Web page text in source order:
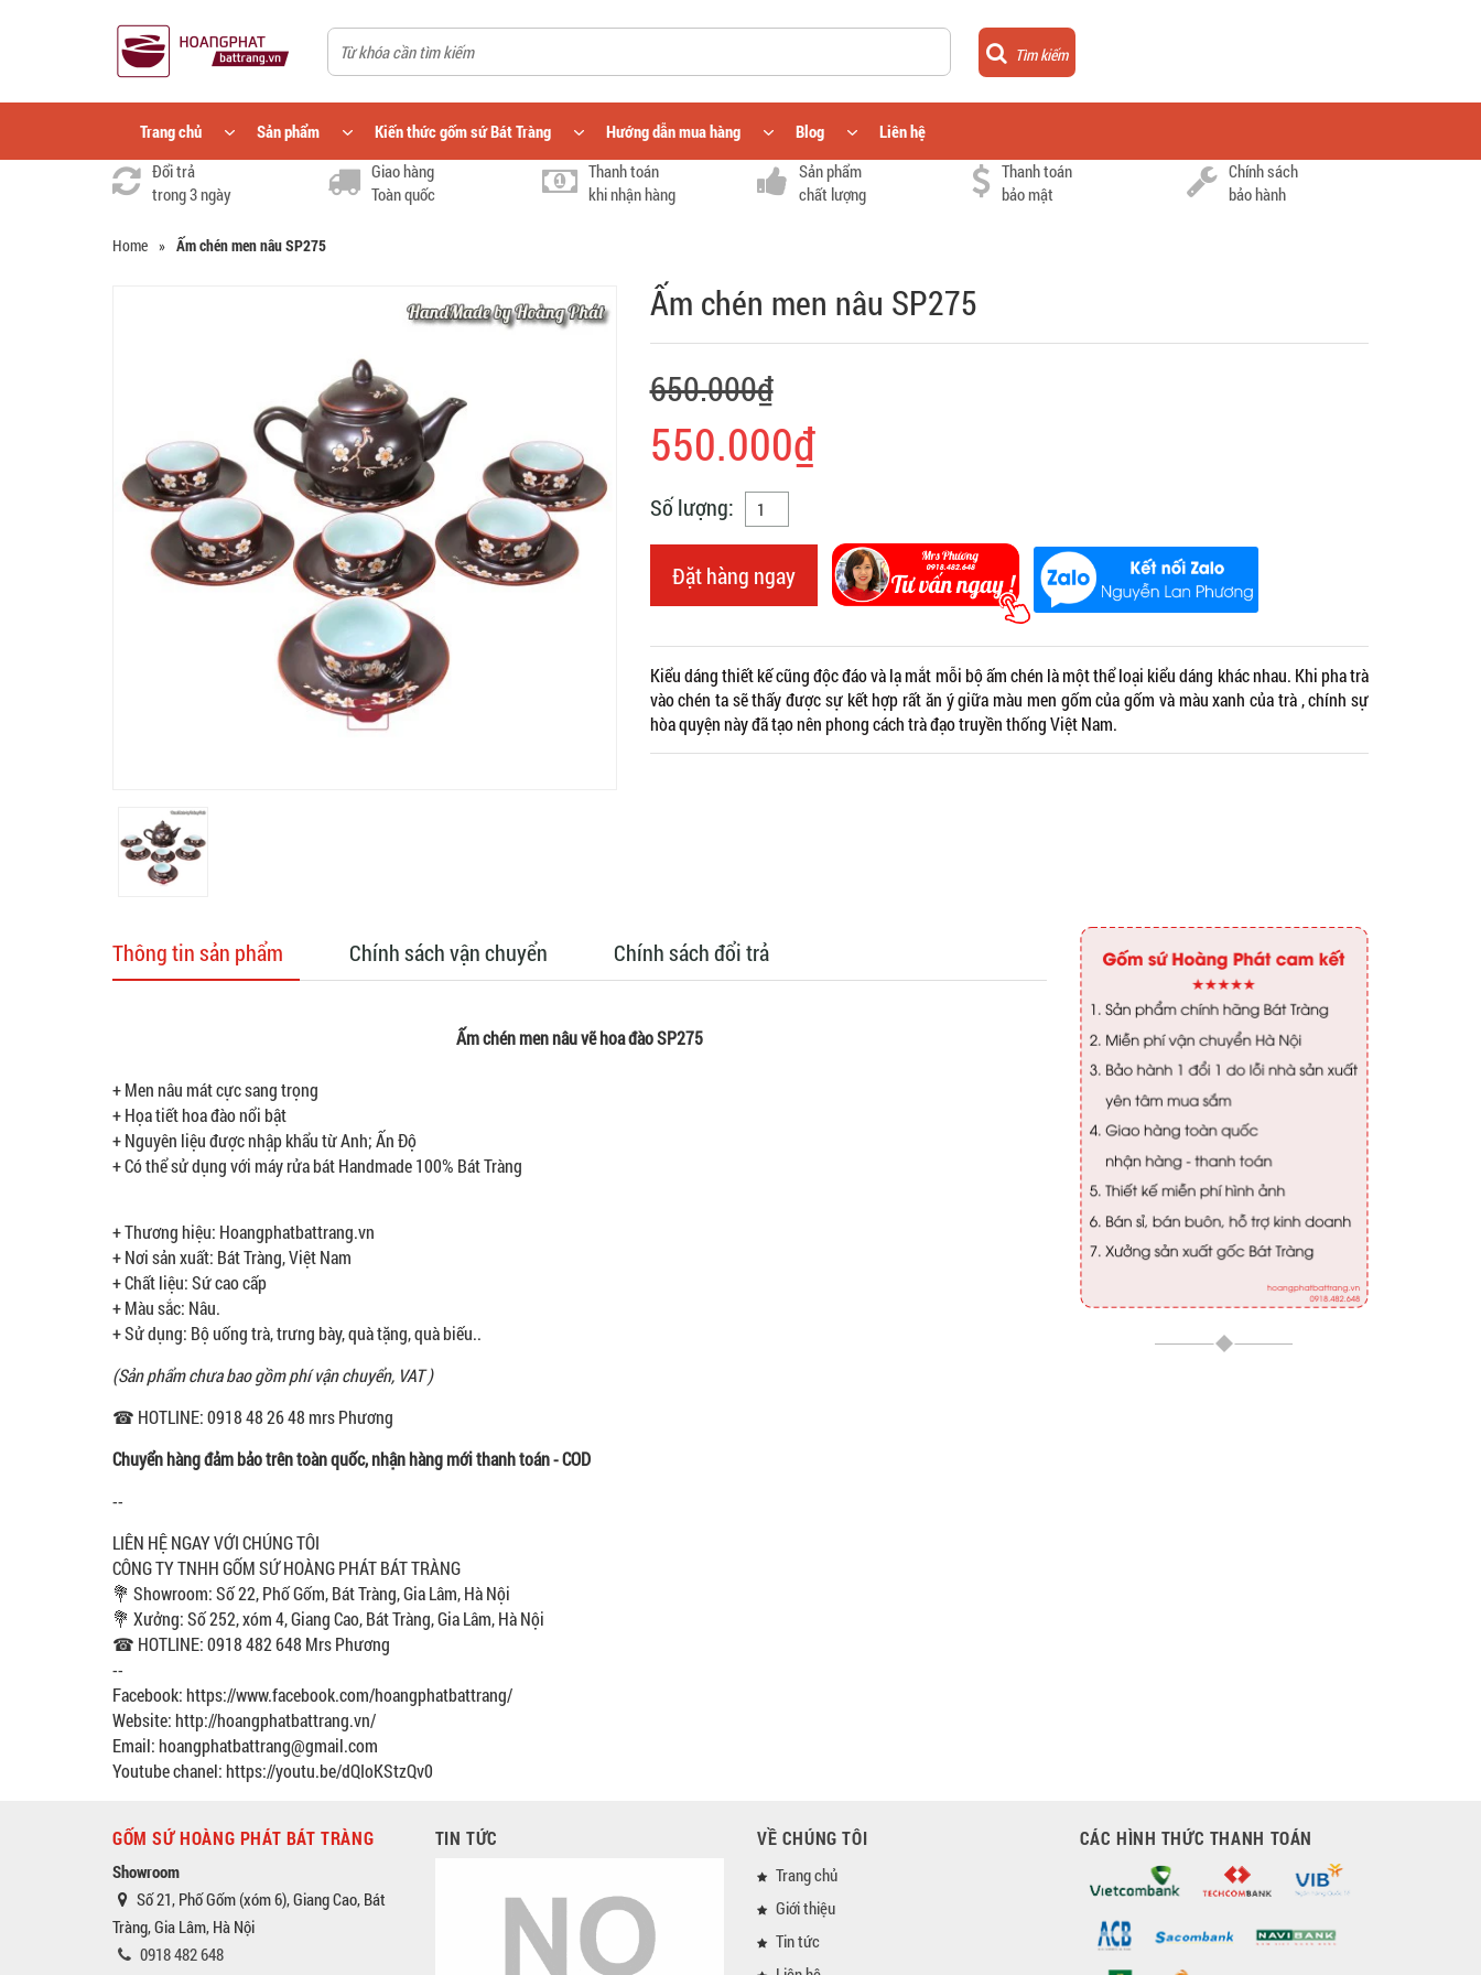
Tìm kiếm
Trang chủ Sản phẩm Kiến thức gốm sứ Bát Tràng Hướng dẫn mua hàng Blog
Liên hệ
Đổi trả
trong 3 ngày
Giao hàng
Toàn quốc
Thanh toán
khi nhận hàng
Sản phẩm
chất lượng
Thanh toán
bảo mật
Chính sách
bảo hành
Home » Ấm chén men nâu SP275
Ấm chén men nâu SP275
650.000₫
550.000₫
Số lượng:
Đặt hàng ngay
Kiểu dáng thiết kế cũng độc đáo và lạ mắt mỗi bộ ấm chén là một thể loại kiểu dáng khác nhau. Khi pha trà
vào chén ta sẽ thấy được sự kết hợp rất ăn ý giữa màu men gốm của gốm và màu xanh của trà , chính sự
hòa quyện này đã tạo nên phong cách trà đạo truyền thống Việt Nam.
Thông tin sản phẩm Chính sách vận chuyển Chính sách đổi trả
Ấm chén men nâu vẽ hoa đào SP275
+ Men nâu mát cực sang trọng
+ Họa tiết hoa đào nổi bật
+ Nguyên liệu được nhập khẩu từ Anh; Ấn Độ
+ Có thể sử dụng với máy rửa bát Handmade 100% Bát Tràng
+ Thương hiệu: Hoangphatbattrang.vn
+ Nơi sản xuất: Bát Tràng, Việt Nam
+ Chất liệu: Sứ cao cấp
+ Màu sắc: Nâu.
+ Sử dụng: Bộ uống trà, trưng bày, quà tặng, quà biếu..
(Sản phẩm chưa bao gồm phí vận chuyển, VAT )
☎ HOTLINE: 0918 48 26 48 mrs Phương
Chuyển hàng đảm bảo trên toàn quốc, nhận hàng mới thanh toán - COD
--
LIÊN HỆ NGAY VỚI CHÚNG TÔI
CÔNG TY TNHH GỐM SỨ HOÀNG PHÁT BÁT TRÀNG
💐 Showroom: Số 22, Phố Gốm, Bát Tràng, Gia Lâm, Hà Nội
💐 Xưởng: Số 252, xóm 4, Giang Cao, Bát Tràng, Gia Lâm, Hà Nội
☎ HOTLINE: 0918 482 648 Mrs Phương
--
Facebook: https://www.facebook.com/hoangphatbattrang/
Website: http://hoangphatbattrang.vn/
Email: hoangphatbattrang@gmail.com
Youtube chanel: https://youtu.be/dQIoKStzQv0
GỐM SỨ HOÀNG PHÁT BÁT TRÀNG
Showroom
Số 21, Phố Gốm (xóm 6), Giang Cao, Bát
Tràng, Gia Lâm, Hà Nội
0918 482 648
TIN TỨC VỀ CHÚNG TÔI
Trang chủ
Giới thiệu
Tin tức
CÁC HÌNH THỨC THANH TOÁN